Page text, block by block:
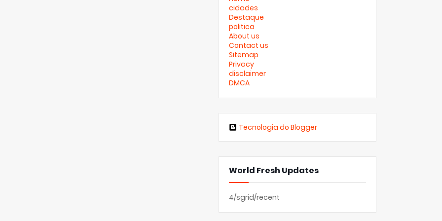
cidades
Destaque
politica
About us
Contact us
Sitemap
Privacy
disclaimer
DMCA
Tecnologia do Blogger
World Fresh Updates
4/sgrid/recent